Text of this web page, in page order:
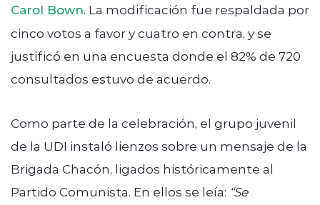
Carol Bown. La modificación fue respaldada por
cinco votos a favor y cuatro en contra, y se
justificó en una encuesta donde el 82% de 720
consultados estuvo de acuerdo.
Como parte de la celebración, el grupo juvenil
de la UDI instaló lienzos sobre un mensaje de la
Brigada Chacón, ligados históricamente al
Partido Comunista. En ellos se leía: “Se